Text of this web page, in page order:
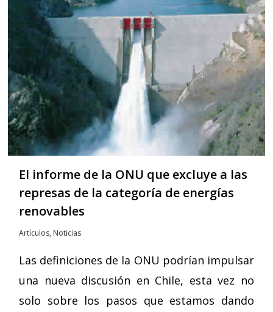
El informe de la ONU que excluye a las
represas de la categoría de energías
renovables
Artículos, Noticias
Las definiciones de la ONU podrían impulsar
una nueva discusión en Chile, esta vez no
solo sobre los pasos que estamos dando